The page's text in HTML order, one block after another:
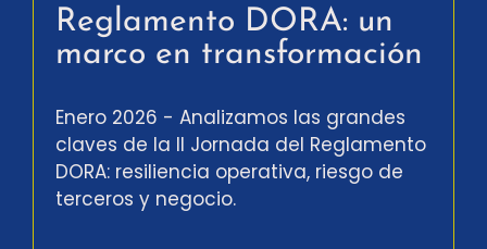
Reglamento DORA: un
marco en transformación
Enero 2026 - Analizamos las grandes
claves de la II Jornada del Reglamento
DORA: resiliencia operativa, riesgo de
terceros y negocio.